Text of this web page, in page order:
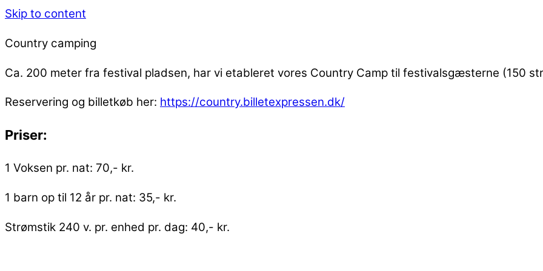
Skip to content
Country camping
Ca. 200 meter fra festival pladsen, har vi etableret vores Country Camp til festivalsgæsterne (150
Reservering og billetkøb her: https://country.billetexpressen.dk/
Priser:
1 Voksen pr. nat: 70,- kr.
1 barn op til 12 år pr. nat: 35,- kr.
Strømstik 240 v. pr. enhed pr. dag: 40,- kr.